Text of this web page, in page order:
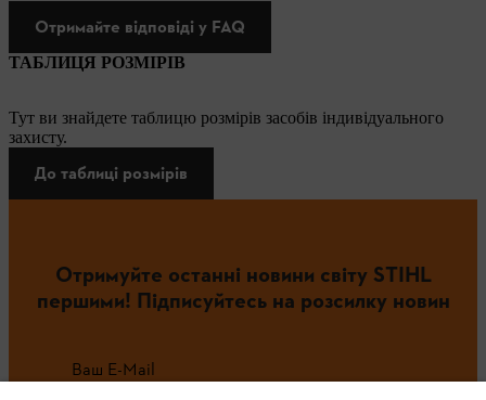
Отримайте відповіді у FAQ
ТАБЛИЦЯ РОЗМІРІВ
Тут ви знайдете таблицю розмірів засобів індивідуального
захисту.
До таблиці розмірів
Отримуйте останні новини світу STIHL
першими! Підписуйтесь на розсилку новин
Ваш E-Mail